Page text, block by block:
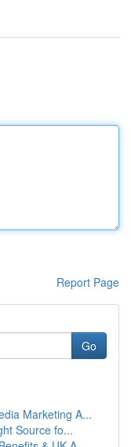
Report Page
Go
Marketing A...
Source fo...